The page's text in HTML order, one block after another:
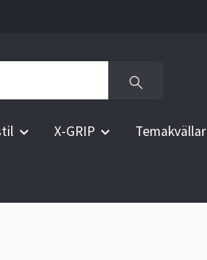
X-GRIP Temakvällar